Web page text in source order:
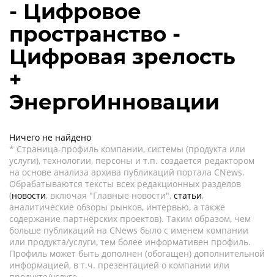
- Цифровое
пространство -
Цифровая зрелость
+
ЭнергоИнновации
Ничего не найдено
* Страница-профиль компании, системы (продукта или
услуги), технологии, персоны и т.п. создается редактором
на основе анализа архива публикаций портала CNews.
Обрабатываются тексты всех редакционных разделов
(новости, включая "Главные новости", статьи,
аналитические обзоры рынков, интервью, а также
содержание партнёрских проектов). Таким образом, чем
больше публикаций на CNews было с именем компании
или продукта/услуги, тем более информативен профиль.
Профиль может быть дополнен (обогащен) дополнительной
информацией, в т.ч. презентацией о компании или